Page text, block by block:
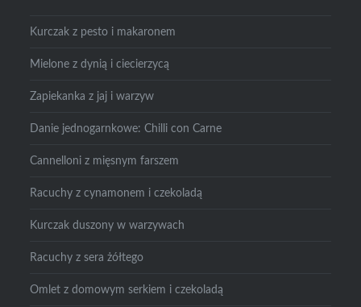
Kurczak z pesto i makaronem
Mielone z dynią i ciecierzycą
Zapiekanka z jaj i warzyw
Danie jednogarnkowe: Chilli con Carne
Cannelloni z mięsnym farszem
Racuchy z cynamonem i czekoladą
Kurczak duszony w warzywach
Racuchy z sera żółtego
Omlet z domowym serkiem i czekoladą